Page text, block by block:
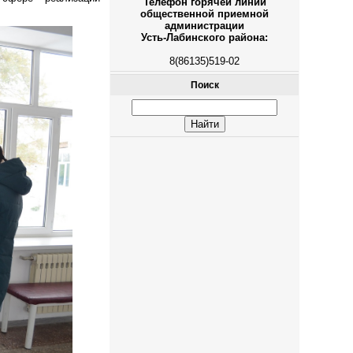
общественной приемной
администрации
Усть-Лабинского района:
8(86135)519-02
Поиск